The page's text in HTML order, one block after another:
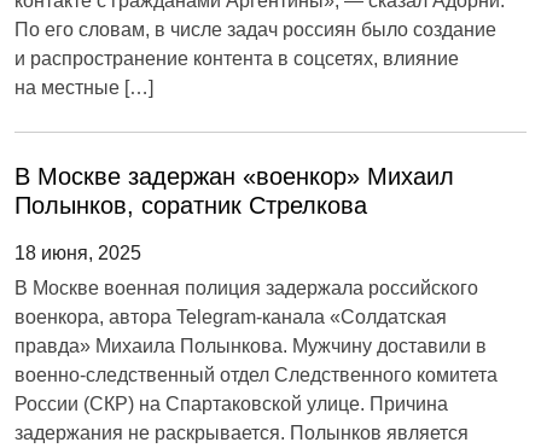
По его словам, в числе задач россиян было создание
и распространение контента в соцсетях, влияние
на местные […]
В Москве задержан «военкор» Михаил
Полынков, соратник Стрелкова
18 июня, 2025
В Москве военная полиция задержала российского
военкора, автора Telegram-канала «Солдатская
правда» Михаила Полынкова. Мужчину доставили в
военно-следственный отдел Следственного комитета
России (СКР) на Спартаковской улице. Причина
задержания не раскрывается. Полынков является